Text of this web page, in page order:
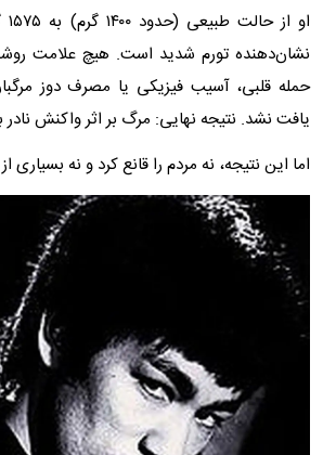
نشان‌دهنده تورم شدید است. هیچ علامت
حمله قلبی، آسیب فیزیکی یا مصرف دوز
یافت نشد. نتیجه نهایی: مرگ بر اثر واکنش نادر
اما این نتیجه، نه مردم را قانع کرد و نه بسیاری